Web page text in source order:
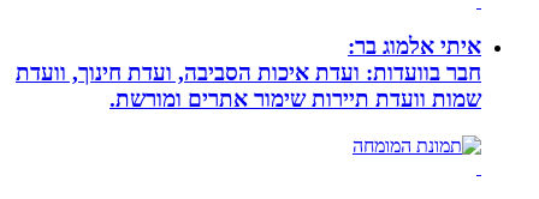
איתי אלמוג בר:
חבר בוועדות: ועדת איכות הסביבה, ועדת חינוך, וועדת
שמות וועדת תיירות שימור אתרים ומורשת.